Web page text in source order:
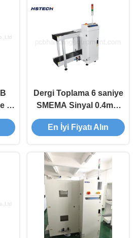
3
Dergi Toplama 6 saniye
SMEMA Sinyal 0.4mm
PCB Yükleyici Hanling
Makinesi
En İyi Fiyatı Alın